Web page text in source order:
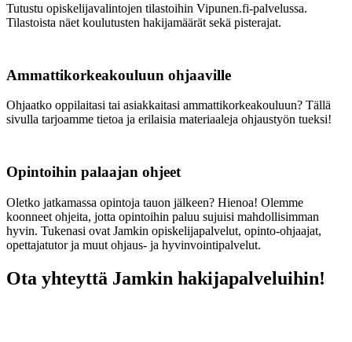
Tutustu opiskelijavalintojen tilastoihin Vipunen.fi-palvelussa.
Tilastoista näet koulutusten hakijamäärät sekä pisterajat.
Ammattikorkeakouluun ohjaaville
Ohjaatko oppilaitasi tai asiakkaitasi ammattikorkeakouluun? Tällä
sivulla tarjoamme tietoa ja erilaisia materiaaleja ohjaustyön tueksi!
Opintoihin palaajan ohjeet
Oletko jatkamassa opintoja tauon jälkeen? Hienoa! Olemme
koonneet ohjeita, jotta opintoihin paluu sujuisi mahdollisimman
hyvin. Tukenasi ovat Jamkin opiskelijapalvelut, opinto-ohjaajat,
opettajatutor ja muut ohjaus- ja hyvinvointipalvelut.
Ota yhteyttä Jamkin hakijapalveluihin!